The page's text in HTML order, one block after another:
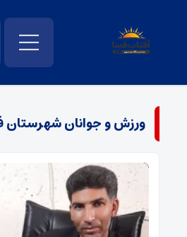
ورزش و جوانان شهرستان